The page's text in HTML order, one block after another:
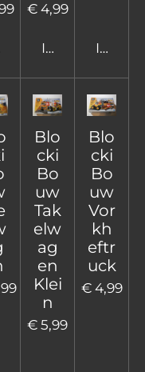
winkelwagen
€ 4,99
In In
Blo
cki
Bo
uw
Tak
elw
ag
en
Klei
n
€ 5,99
Blo
cki
Bo
uw
Vor
kh
eftr
uck
€ 4,99